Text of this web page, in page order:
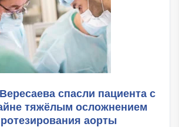
спасли пациента с
тяжёлым осложнением
аорты